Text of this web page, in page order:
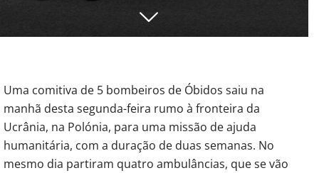
Uma comitiva de 5 bombeiros de Óbidos saiu na
manhã desta segunda-feira rumo à fronteira da
Ucrânia, na Polónia, para uma missão de ajuda
humanitária, com a duração de duas semanas. No
mesmo dia partiram quatro ambulâncias, que se vão